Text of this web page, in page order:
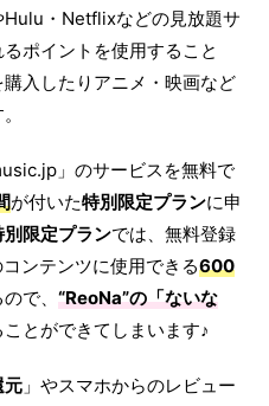
Hulu・Netflixなどの見放題サ
ポイントを使用すること
入したりアニメ・映画など
」のサービスを無料で
が付いた特別限定プランに申
別限定プランでは、無料登録
ンテンツに使用できる600
で、 “ReoNa”の「ないな
ことができてしまいます♪
元 」やスマホからのレビュー